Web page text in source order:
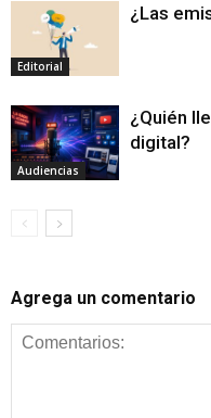
Editorial
¿Las
Audiencias
¿Quién
digital?
Agrega un comentario